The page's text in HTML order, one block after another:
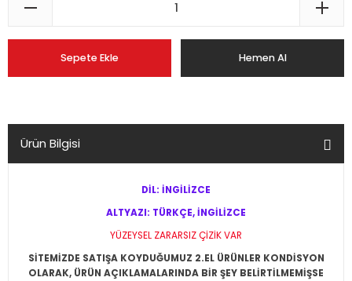
Sepete Ekle Hemen Al
Ürün Bilgisi
DİL: İNGİLİZCE
ALTYAZI: TÜRKÇE, İNGİLİZCE
YÜZEYSEL ZARARSIZ ÇİZİK VAR
SİTEMİZDE SATIŞA KOYDUĞUMUZ 2.EL ÜRÜNLER KONDİSYON
OLARAK, ÜRÜN AÇIKLAMALARINDA BİR ŞEY BELİRTİLMEMİŞSE